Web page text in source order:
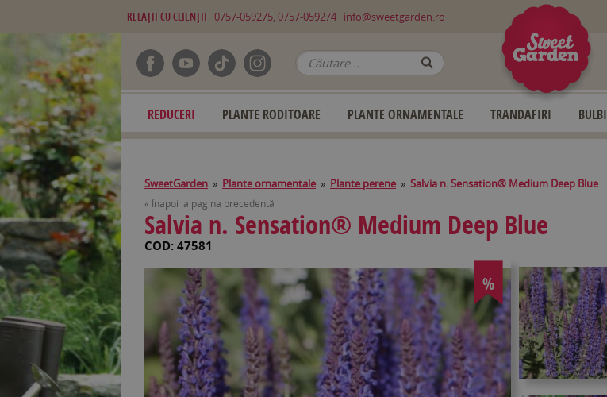
RELAŢII CU CLIENŢII 0757-059275, 0757-059274 info@sweetgarden.ro
REDUCERI PLANTE RODITOARE PLANTE ORNAMENTALE TRANDAFIRI BULBI
SweetGarden » Plante ornamentale » Plante perene » Salvia n. Sensation® Medium Deep Blue
« Înapoi la pagina precedentă
Salvia n. Sensation® Medium Deep Blue
COD: 47581
%